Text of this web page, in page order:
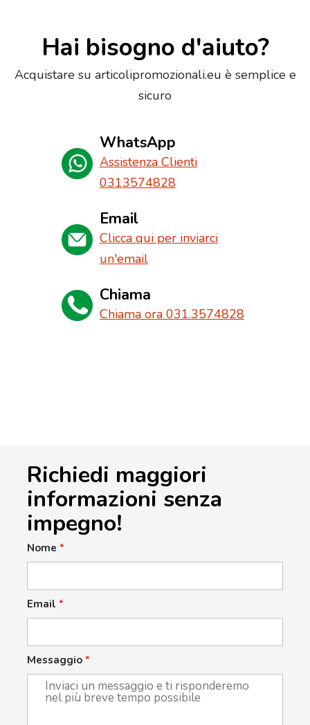
Hai bisogno d'aiuto?
Acquistare su articolipromozionali.eu è semplice e
sicuro
WhatsApp
Assistenza Clienti
0313574828
Email
Clicca qui per inviarci
un'email
Chiama
Chiama ora 031.3574828
Richiedi maggiori
informazioni senza
impegno!
Nome *
Email *
Messaggio *